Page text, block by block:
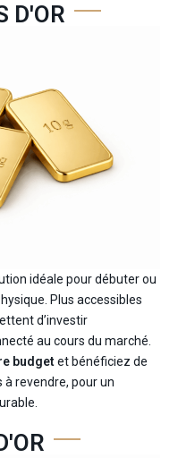
D'OR
idéale pour débuter ou
Plus accessibles
d’investir
au cours du marché.
budgetet bénéficiez de
revendre, pour un